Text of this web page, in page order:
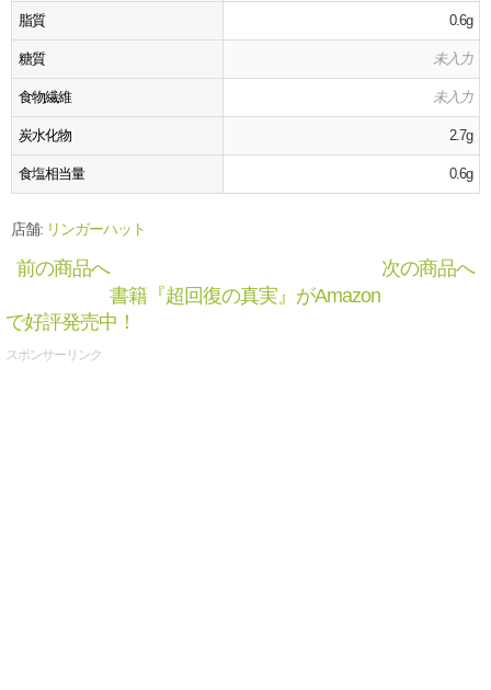
脂質 0.6g
糖質 未入力
食物繊維 未入力
炭水化物 2.7g
食塩相当量 0.6g
店舗: リンガーハット
前の商品へ
次の商品へ
書籍『超回復の真実』がAmazon
で好評発売中！
スポンサーリンク